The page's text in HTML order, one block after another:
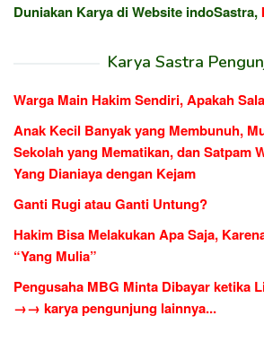
Duniakan Karya di Website indoSastra,
Karya Sastra
Warga Main Hakim Sendiri, Apakah
Anak Kecil Banyak yang Membunuh,
Sekolah yang Mematikan, dan Satpam
Yang Dianiaya dengan Kejam
Ganti Rugi atau Ganti Untung?
Hakim Bisa Melakukan Apa Saja,
“Yang Mulia”
Pengusaha MBG Minta Dibayar ketika
→→ karya pengunjung lainnya...